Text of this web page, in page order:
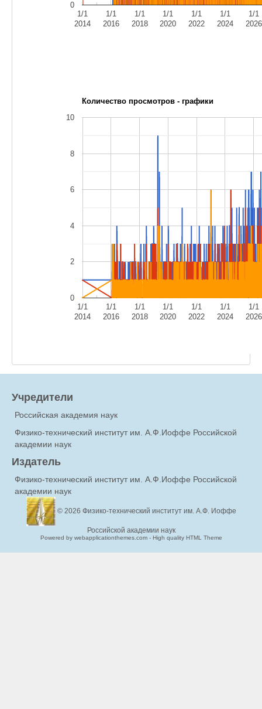
1/1
2014
1/1
2016
1/1
2018
1/1
2020
1/1
2022
1/1
2024
1/1
2026
0
Количество просмотров - графики
1/1
2014
1/1
2016
1/1
2018
1/1
2020
1/1
2022
1/1
2024
1/1
2026
0
2
4
6
8
10
Учредители
Российская академия наук
Физико-технический институт им. А.Ф.Иоффе Российской
академии наук
Издатель
Физико-технический институт им. А.Ф.Иоффе Российской
академии наук
© 2026 Физико-технический институт им. А.Ф. Иоффе
Российской академии наук
Powered by webapplicationthemes.com - High quality HTML Theme